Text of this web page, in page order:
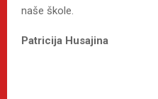
naše škole.
Patricija Husajina